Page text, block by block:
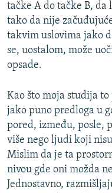
tačke A do tačke B,
tako da nije
takvim uslovima jako
se, uostalom, može
opsade.
Kao što moja studija
jako puno predloga u
pored, između, posle,
više nego ljudi koji
Mislim da je ta
nivou gde oni možda
Jednostavno,